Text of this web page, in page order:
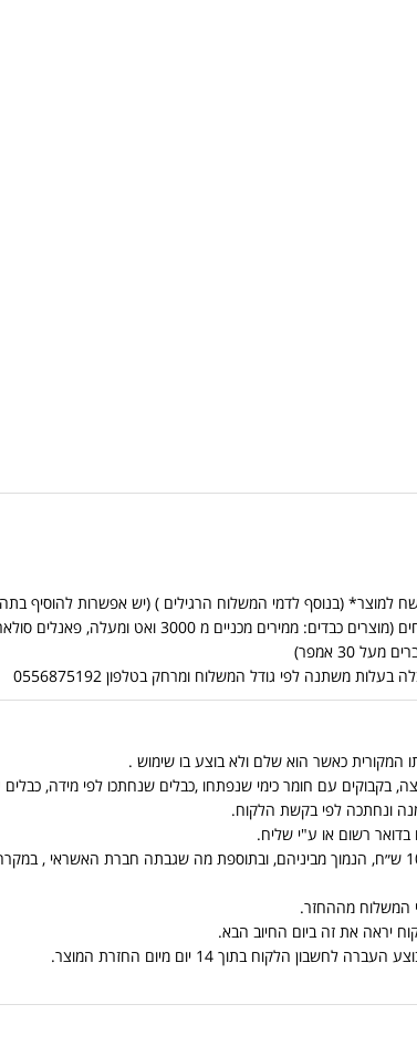
30 אמפר)
משתנה לפי גודל המשלוח ומרחק בטלפון 0556875192
בקבוקים עם חומר כימי שנפתחו ,כבלים שנחתכו לפי מידה, כבלים
ונחתכה לפי בקשת הלקוח.
רשום או ע"י שליח.
הכסף ששולם יוחזר למעט 5% דמי ביטול או 100 ש״ח, הנמוך מביניהם, ובתוספת מה שגבתה חברת
המשלוח מההחזר.
יראה את זה ביום החיוב הבא.
הלקוח בתוך 14 יום מיום החזרת המוצר.